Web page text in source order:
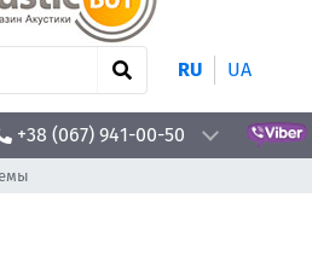
RU UA
+38 (067) 941-00-50